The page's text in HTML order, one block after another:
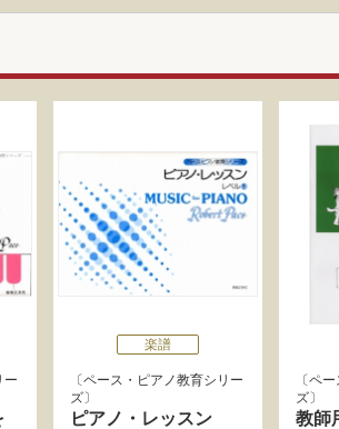
ー
楽譜
ペース・ピアノ教育シリー
ズ
ピアノ・レッスン
ペー
ズ
教師